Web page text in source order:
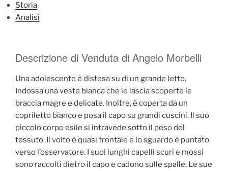
Storia
Analisi
Descrizione di Venduta di Angelo Morbelli
Una adolescente è distesa su di un grande letto.
Indossa una veste bianca che le lascia scoperte le
braccia magre e delicate. Inoltre, è coperta da un
copriletto bianco e posa il capo su grandi cuscini. Il suo
piccolo corpo esile si intravede sotto il peso del
tessuto. Il volto è quasi frontale e lo sguardo è puntato
verso l’osservatore. I suoi lunghi capelli scuri e mossi
sono raccolti dietro il capo e cadono sulle spalle. Le sue